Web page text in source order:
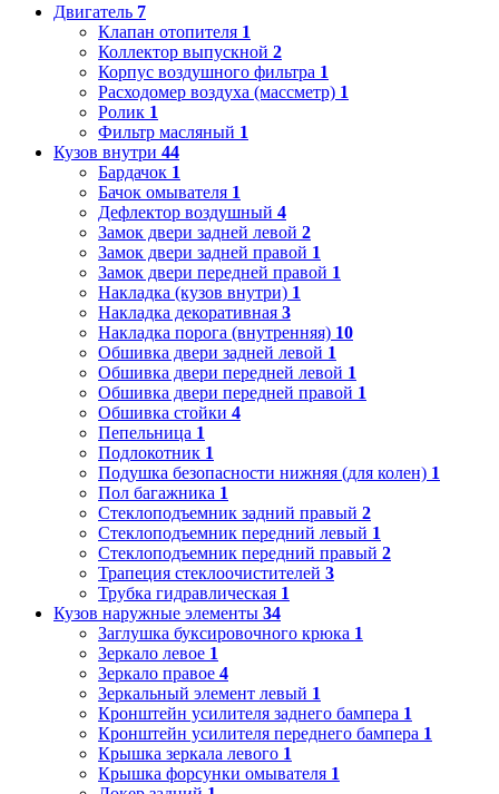
Двигатель 7
Клапан отопителя 1
Коллектор выпускной 2
Корпус воздушного фильтра 1
Расходомер воздуха (массметр) 1
Ролик 1
Фильтр масляный 1
Кузов внутри 44
Бардачок 1
Бачок омывателя 1
Дефлектор воздушный 4
Замок двери задней левой 2
Замок двери задней правой 1
Замок двери передней правой 1
Накладка (кузов внутри) 1
Накладка декоративная 3
Накладка порога (внутренняя) 10
Обшивка двери задней левой 1
Обшивка двери передней левой 1
Обшивка двери передней правой 1
Обшивка стойки 4
Пепельница 1
Подлокотник 1
Подушка безопасности нижняя (для колен) 1
Пол багажника 1
Стеклоподъемник задний правый 2
Стеклоподъемник передний левый 1
Стеклоподъемник передний правый 2
Трапеция стеклоочистителей 3
Трубка гидравлическая 1
Кузов наружные элементы 34
Заглушка буксировочного крюка 1
Зеркало левое 1
Зеркало правое 4
Зеркальный элемент левый 1
Кронштейн усилителя заднего бампера 1
Кронштейн усилителя переднего бампера 1
Крышка зеркала левого 1
Крышка форсунки омывателя 1